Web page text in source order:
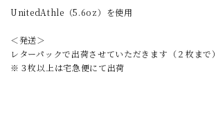
UnitedAthle（5.6oz）を使用
＜発送＞
レターパックで出荷させていただきます（２枚まで）
※３枚以上は宅急便にて出荷